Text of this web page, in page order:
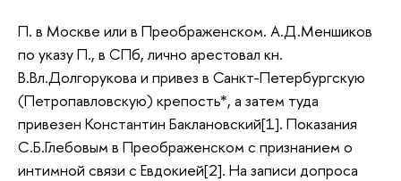
П. в Москве или в Преображенском. А.Д.Меншиков
по указу П., в СПб, лично арестовал кн.
В.Вл.Долгорукова и привез в Санкт-Петербургскую
(Петропавловскую) крепость*, а затем туда
привезен Константин Баклановский[1]. Показания
С.Б.Глебовым в Преображенском с признанием о
интимной связи с Евдокией[2]. На записи допроса